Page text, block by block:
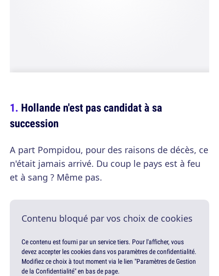
Hollande n'est pas candidat à sa
succession
A part Pompidou, pour des raisons de décès, ce
n'était jamais arrivé. Du coup le pays est à feu
et à sang ? Même pas.
Contenu bloqué par vos choix de cookies
Ce contenu est fourni par un service tiers. Pour l'afficher, vous
devez accepter les cookies dans vos paramètres de confidentialité.
Modifiez ce choix à tout moment via le lien "Paramètres de Gestion
de la Confidentialité" en bas de page.